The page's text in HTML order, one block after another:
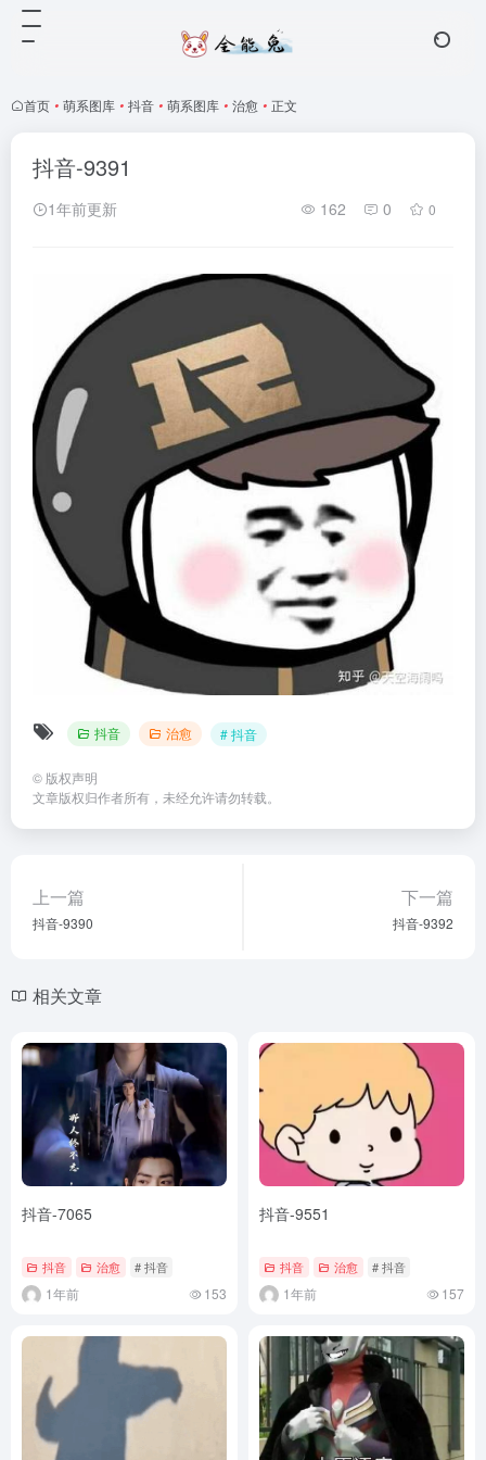
首页 • 萌系图库 • 抖音 • 萌系图库 • 治愈 • 正文
抖音-9391
1年前更新 162 0 0
抖音 治愈 # 抖音
© 版权声明
文章版权归作者所有，未经允许请勿转载。
上一篇
抖音-9390
下一篇
抖音-9392
相关文章
抖音-7065
抖音 治愈 # 抖音
1年前 153
抖音-9551
抖音 治愈 # 抖音
1年前 157